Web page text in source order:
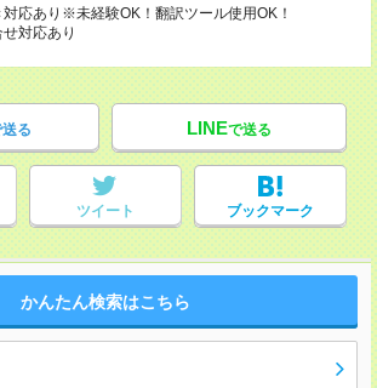
応あり※未経験OK！翻訳ツール使用OK！
対応あり
る LINEで送る
ツイート ブックマーク
かんたん検索はこちら